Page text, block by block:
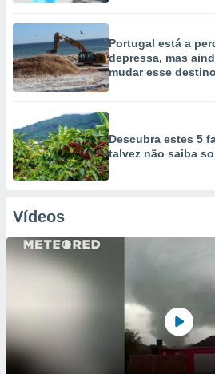
Portugal está a
depressa, mas
mudar esse destino
Descubra estes 5
talvez não saiba
Vídeos